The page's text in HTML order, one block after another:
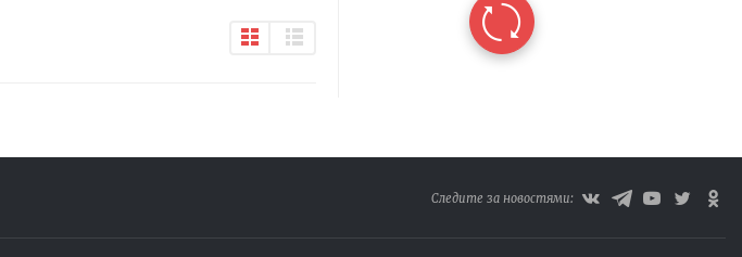
Следите за новостями: